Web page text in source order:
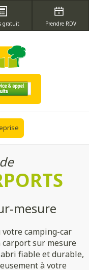
gratuit Prendre RDV
mesure
camping-car
carport sur mesure
fiable et durable,
à votre